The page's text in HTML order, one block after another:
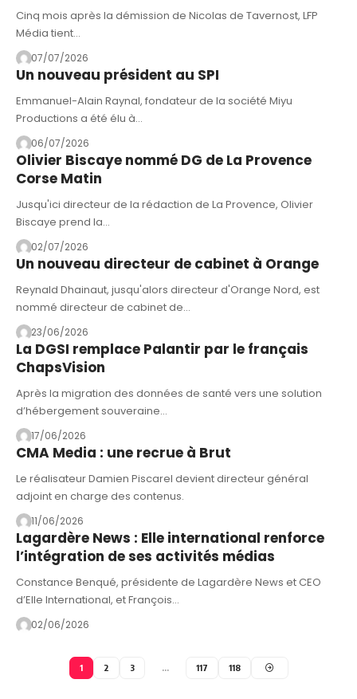
Cinq mois après la démission de Nicolas de Tavernost, LFP
Média tient…
07/07/2026
Un nouveau président au SPI
Emmanuel-Alain Raynal, fondateur de la société Miyu
Productions a été élu à…
06/07/2026
Olivier Biscaye nommé DG de La Provence
Corse Matin
Jusqu'ici directeur de la rédaction de La Provence, Olivier
Biscaye prend la…
02/07/2026
Un nouveau directeur de cabinet à Orange
Reynald Dhainaut, jusqu'alors directeur d'Orange Nord, est
nommé directeur de cabinet de…
23/06/2026
La DGSI remplace Palantir par le français
ChapsVision
Après la migration des données de santé vers une solution
d’hébergement souveraine…
17/06/2026
CMA Media : une recrue à Brut
Le réalisateur Damien Piscarel devient directeur général
adjoint en charge des contenus.
11/06/2026
Lagardère News : Elle international renforce
l’intégration de ses activités médias
Constance Benqué, présidente de Lagardère News et CEO
d’Elle International, et François…
02/06/2026
1 2 3 … 117 118